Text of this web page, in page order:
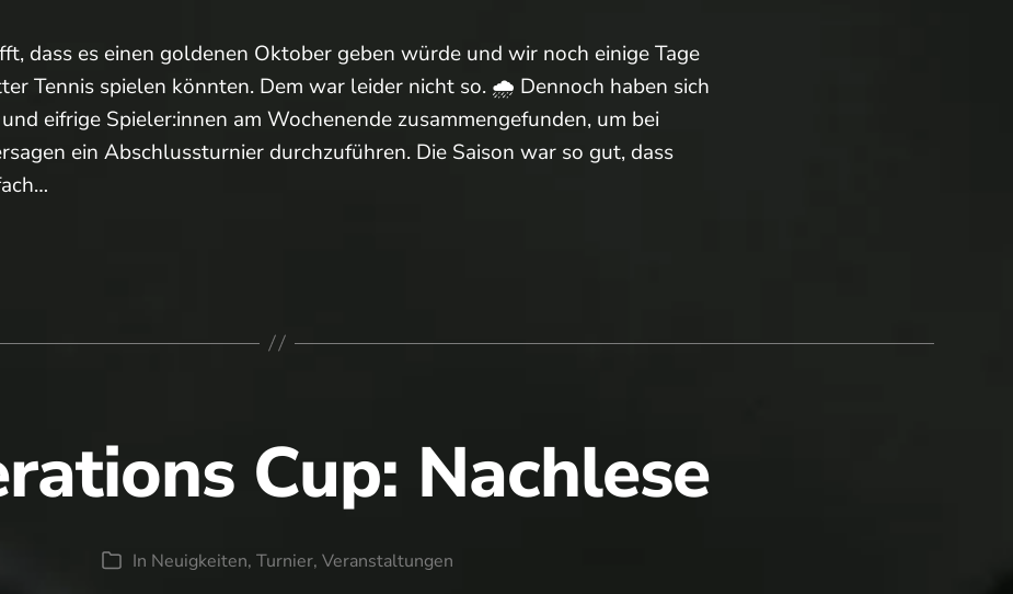
dass es einen goldenen Oktober geben würde und wir noch einige Tage
Tennis spielen könnten. Dem war leider nicht so. 🌧️ Dennoch haben sich
eifrige Spieler:innen am Wochenende zusammengefunden, um bei
ein Abschlussturnier durchzuführen. Die Saison war so gut, dass
Cup: Nachlese
Kategorien
In Neuigkeiten, Turnier, Veranstaltungen